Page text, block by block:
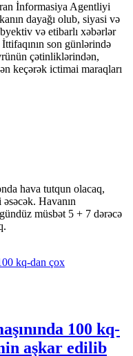
İnformasiya Agentliyi
dayağı olub, siyasi və
və etibarlı xəbərlər
son günlərində
çətinliklərindən,
keçərək ictimai maraqları
hava tutqun olacaq,
Havanın
müsbət 5 + 7 dərəcə
100 kq-
aşkar edilib